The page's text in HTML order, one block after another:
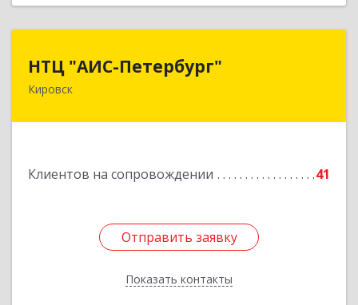
НТЦ "АИС-Петербург"
Кировск
Клиентов на сопровождении 41
Отправить заявку
Показать контакты
НТЦ "АИС-Петербург"
187342, Ленинградская обл, Кировск г, р-н
Отправить заявку
Назад